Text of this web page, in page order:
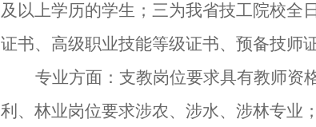
及以上学历的学生 ；三为我省技工院校全
证书、 高级职业技能等级证书、 预备技师
专业方面： 支教岗位要求具有教师资
利、林业岗位要求涉农、涉水、涉林专业